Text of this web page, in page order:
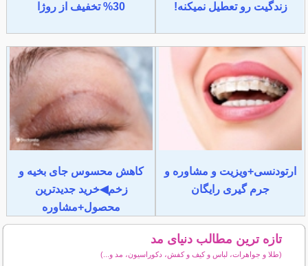
زندگیت رو تعطیل نمیکنه!
30% تخفیف از روژا
ارتودنسی+ویزیت و مشاوره و
جرم گیری رایگان
کاهش محسوس جای بخیه و
زخم◀خرید جدیدترین
محصول+مشاوره
تازه ترین مطالب دنیای مد
(طلا و جواهرات، لباس و کیف و کفش، دکوراسیون، مد و...)